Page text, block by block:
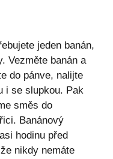
jeden banán,
Vezměte banán a
do pánve, nalijte
i se slupkou. Pak
směs do
Banánový
hodinu před
nikdy nemáte